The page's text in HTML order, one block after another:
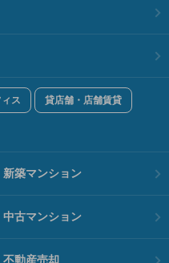
ス 貸店舗・店舗賃貸
新築マンション
中古マンション
不動産売却